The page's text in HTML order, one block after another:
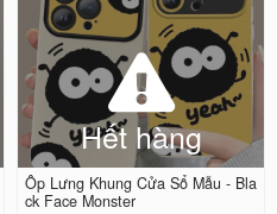
Hết hàng
Ốp Lưng Khung Cửa Sổ Mẫu - Bla
ck Face Monster